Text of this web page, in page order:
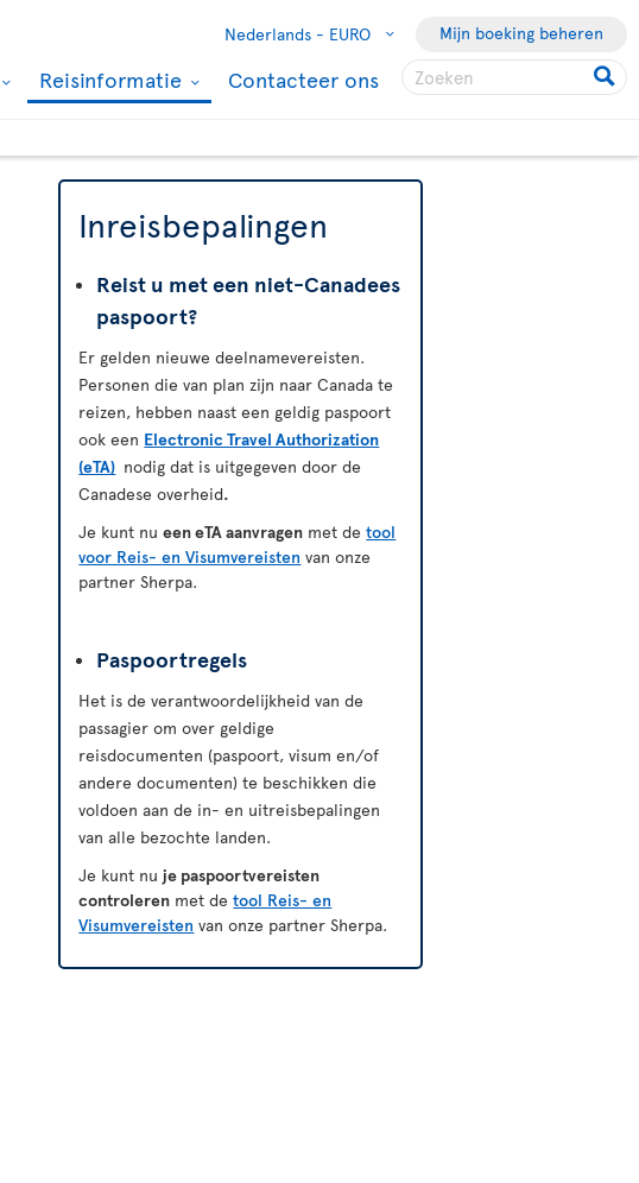
Nederlands - EURO Mijn boeking beheren
Reisinformatie Contacteer ons
Inreisbepalingen
Reist u met een niet-Canadees
paspoort?
Er gelden nieuwe deelnamevereisten.
Personen die van plan zijn naar Canada te
reizen, hebben naast een geldig paspoort
ook een Electronic Travel Authorization
(eTA) nodig dat is uitgegeven door de
Canadese overheid.
Je kunt nueen eTA aanvragen met detool
voor Reis- en Visumvereisten van onze
partner Sherpa.
Paspoortregels
Het is de verantwoordelijkheid van de
passagier om over geldige
reisdocumenten (paspoort, visum en/of
andere documenten) te beschikken die
voldoen aan de in- en uitreisbepalingen
van alle bezochte landen.
Je kunt nuje paspoortvereisten
controleren met detool Reis- en
Visumvereisten van onze partner Sherpa.